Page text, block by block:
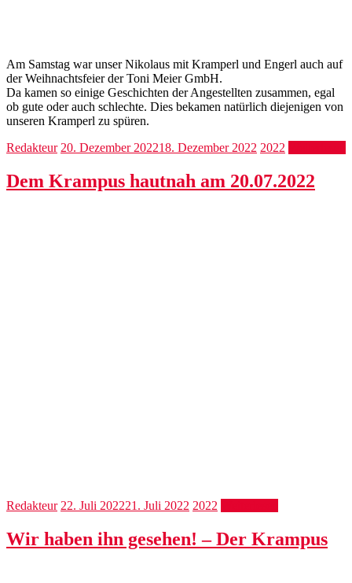
Am Samstag war unser Nikolaus mit Kramperl und Engerl auch auf
der Weihnachtsfeier der Toni Meier GmbH.
Da kamen so einige Geschichten der Angestellten zusammen, egal
ob gute oder auch schlechte. Dies bekamen natürlich diejenigen von
unseren Kramperl zu spüren.
Redakteur 20. Dezember 202218. Dezember 2022 2022
Dem Krampus hautnah am 20.07.2022
Redakteur 22. Juli 202221. Juli 2022 2022
Wir haben ihn gesehen! – Der Krampus